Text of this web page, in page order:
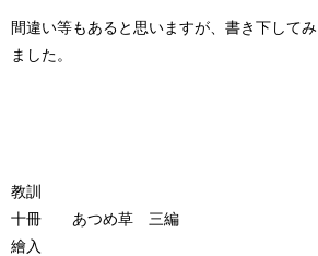
間違い等もあると思いますが、書き下してみ
ました。
教訓
十冊 あつめ草 三編
繪入